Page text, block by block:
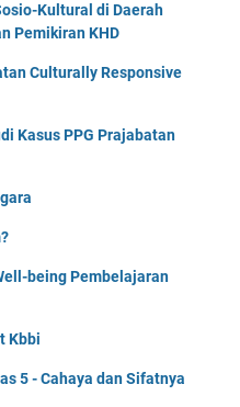
Kultural di Daerah
Pemikiran KHD
Culturally Responsive
Kasus PPG Prajabatan
being Pembelajaran
Kbbi
5 - Cahaya dan Sifatnya